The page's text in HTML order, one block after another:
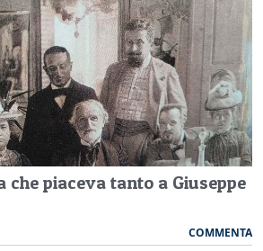
che piaceva tanto a Giuseppe
COMMENTA